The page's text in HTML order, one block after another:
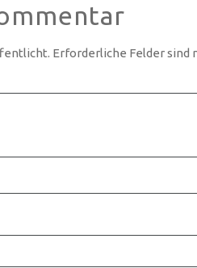
Erforderliche Felder sind